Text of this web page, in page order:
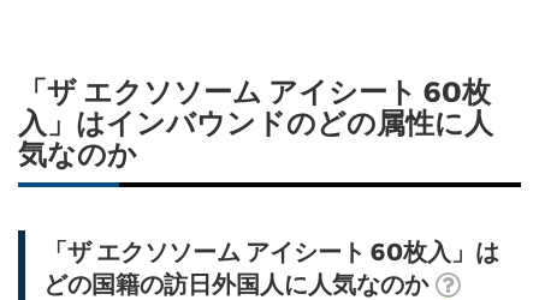
「ザ エクソソーム アイシート 60枚
入」はインバウンドのどの属性に人
気なのか
「ザ エクソソーム アイシート 60枚入」は
どの国籍の訪日外国人に人気なのか